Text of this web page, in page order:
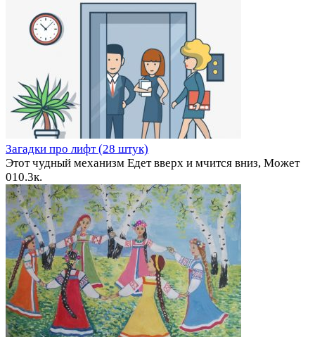
Загадки про лифт (28 штук)
Этот чудный механизм Едет вверх и мчится вниз, Может
010.3к.